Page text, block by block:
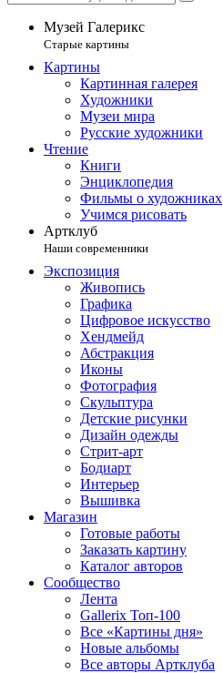
Музей Галерикс
Старые картины
Картины
Картинная галерея
Художники
Музеи мира
Русские художники
Чтение
Книги
Энциклопедия
Фильмы о художниках
Учимся рисовать
Артклуб
Наши современники
Экспозиция
Живопись
Графика
Цифровое искусство
Хендмейд
Абстракция
Иконы
Фотография
Скульптура
Детские рисунки
Дизайн одежды
Стрит-арт
Бодиарт
Интерьер
Вышивка
Магазин
Готовые работы
Заказать картину
Каталог авторов
Сообщество
Лента
Gallerix Топ-100
Все «Картины дня»
Новые альбомы
Все авторы Артклуба